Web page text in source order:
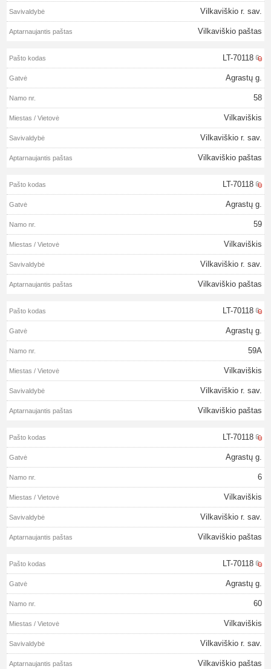
Vilkaviškio r. sav.
Vilkaviškio paštas
LT-70118
Agrastų g.
58
Vilkaviškis
Vilkaviškio r. sav.
Vilkaviškio paštas
LT-70118
Agrastų g.
59
Vilkaviškis
Vilkaviškio r. sav.
Vilkaviškio paštas
LT-70118
Agrastų g.
59A
Vilkaviškis
Vilkaviškio r. sav.
Vilkaviškio paštas
LT-70118
Agrastų g.
6
Vilkaviškis
Vilkaviškio r. sav.
Vilkaviškio paštas
LT-70118
Agrastų g.
60
Vilkaviškis
Vilkaviškio r. sav.
Vilkaviškio paštas